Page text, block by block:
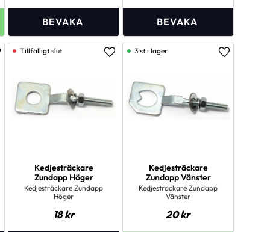
till i favoriter
Kedjesträckare
Zundapp Höger
Kedjesträckare Zundapp
Höger
18kr
Lägg till i favoriter
Kedjesträckare
Zundapp Vänster
Kedjesträckare Zundapp
Vänster
20kr
Lägg till i
3 st i lager